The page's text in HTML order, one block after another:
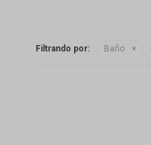
Filtrando por: Baño